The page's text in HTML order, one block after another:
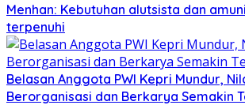
Menhan: Kebutuhan alutsista dan
terpenuhi
Belasan Anggota PWI Kepri Mundur,
Berorganisasi dan Berkarya Semakin